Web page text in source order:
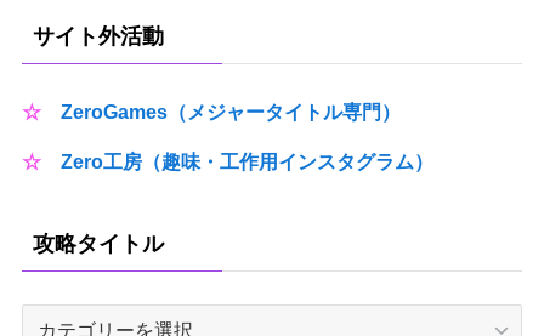
サイト外活動
☆ ZeroGames（メジャータイトル専門）
☆ Zero工房（趣味・工作用インスタグラム）
攻略タイトル